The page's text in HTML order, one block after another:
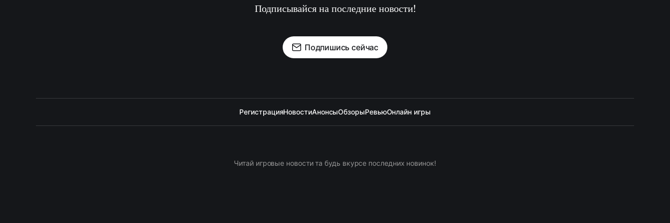
Подписывайся на последние новости!
Подпишись сейчас
РегистрацияНовостиАнонсыОбзорыРевьюОнлайн игры
Читай игровые новости та будь вкурсе последних новинок!